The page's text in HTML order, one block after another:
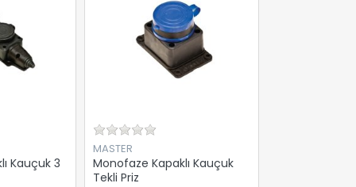
Kauçuk 3
MASTER
Monofaze Kapaklı Kauçuk
Tekli Priz